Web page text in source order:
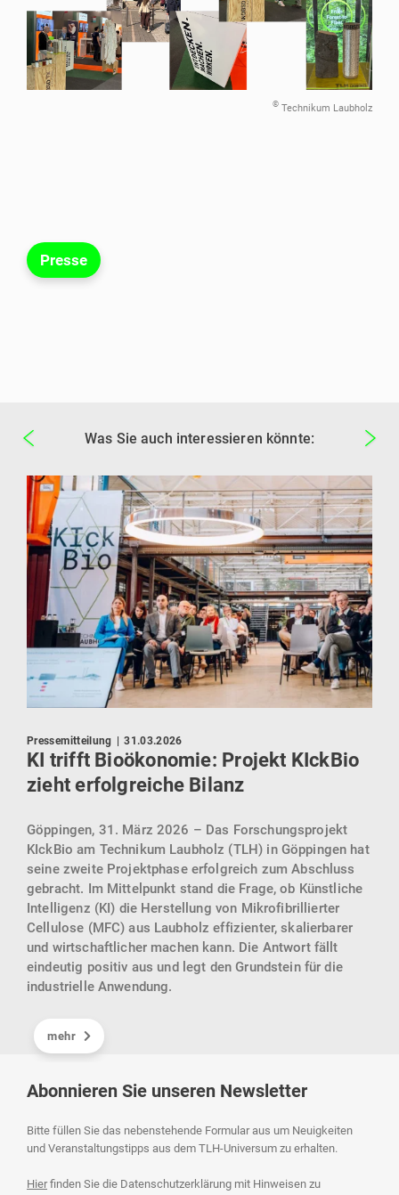
© Technikum Laubholz
Presse
Was Sie auch interessieren könnte:
Pressemitteilung | 31.03.2026
KI trifft Bioökonomie: Projekt KIckBio
zieht erfolgreiche Bilanz
Göppingen, 31. März 2026 – Das Forschungsprojekt
KIckBio am Technikum Laubholz (TLH) in Göppingen hat
seine zweite Projektphase erfolgreich zum Abschluss
gebracht. Im Mittelpunkt stand die Frage, ob Künstliche
Intelligenz (KI) die Herstellung von Mikrofibrillierter
Cellulose (MFC) aus Laubholz effizienter, skalierbarer
und wirtschaftlicher machen kann. Die Antwort fällt
eindeutig positiv aus und legt den Grundstein für die
industrielle Anwendung.
mehr
Abonnieren Sie unseren Newsletter
Bitte füllen Sie das nebenstehende Formular aus um Neuigkeiten
und Veranstaltungstipps aus dem TLH-Universum zu erhalten.
Hierfinden Sie die Datenschutzerklärung mit Hinweisen zu